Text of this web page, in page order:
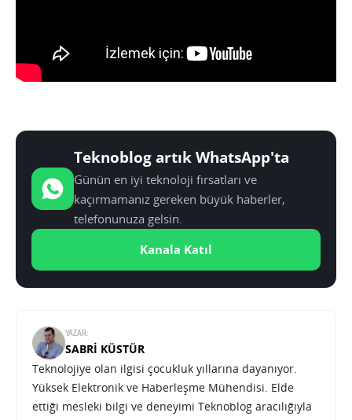
Teknoblog artık WhatsApp'ta
Günün en iyi teknoloji fırsatları ve
kaçırmamanız gereken büyük haberler,
telefonunuza gelsin.
Kanala Katıl
YAZAR:
SABRI KÜSTÜR
Teknolojiye olan ilgisi çocukluk yıllarına dayanıyor.
Yüksek Elektronik ve Haberleşme Mühendisi. Elde
ettiği mesleki bilgi ve deneyimi Teknoblog aracılığıyla